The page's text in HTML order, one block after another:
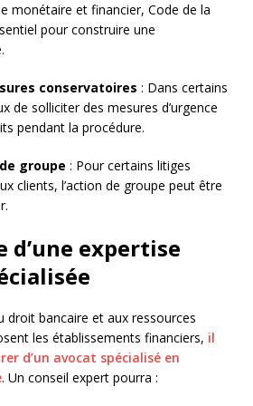
monétaire et financier, Code de la
pour construire une
conservatoires : Dans certains
de solliciter des mesures d’urgence
pendant la procédure.
groupe : Pour certains litiges
clients, l’action de groupe peut être
d’une expertise
droit bancaire et aux ressources
les établissements financiers, il
d’un avocat spécialisé en
. Un conseil expert pourra :